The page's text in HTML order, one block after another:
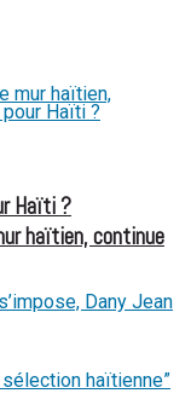
Haïti ?
haïtien, continue